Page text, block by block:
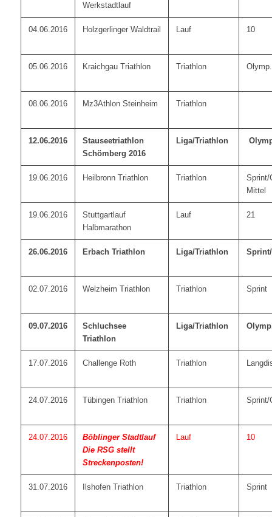
Werkstadtlauf
04.06.2016 Holzgerlinger Waldtrail Lauf 10
05.06.2016 Kraichgau Triathlon Triathlon
08.06.2016 Mz3Athlon Steinheim Triathlon
12.06.2016
Stauseetriathlon
Schömberg 2016
Liga/Triathlon
19.06.2016 Heilbronn Triathlon Triathlon
Sprint/
Mittel
19.06.2016
Stuttgartlauf
Halbmarathon
Lauf 21
26.06.2016 Erbach Triathlon Liga/Triathlon
02.07.2016 Welzheim Triathlon Triathlon Sprint
09.07.2016
Schluchsee
Triathlon
Liga/Triathlon
17.07.2016 Challenge Roth Triathlon
24.07.2016 Tübingen Triathlon Triathlon Sprint/
24.07.2016
Böblinger Stadtlauf
Die RSG stellt
Streckenposten!
Lauf 10
31.07.2016 Ilshofen Triathlon Triathlon Sprint